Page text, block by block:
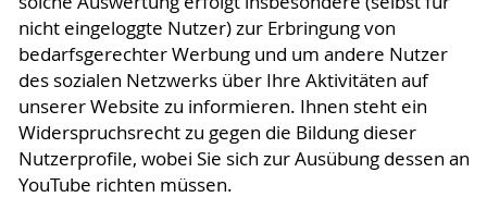
nicht eingeloggte Nutzer) zur Erbringung von
bedarfsgerechter Werbung und um andere Nutzer
des sozialen Netzwerks über Ihre Aktivitäten auf
unserer Website zu informieren. Ihnen steht ein
Widerspruchsrecht zu gegen die Bildung dieser
Nutzerprofile, wobei Sie sich zur Ausübung dessen an
YouTube richten müssen.